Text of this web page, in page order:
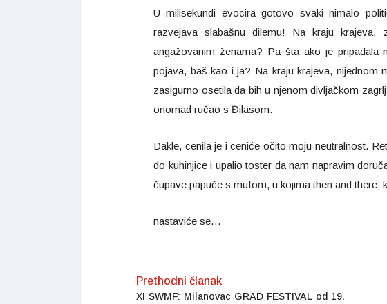
U milisekundi evocira gotovo svaki nimalo
razvejava slabašnu dilemu! Na kraju
angažovanim ženama? Pa šta ako je pripadala
pojava, baš kao i ja? Na kraju krajeva, nijednom
zasigurno osetila da bih u njenom divljačkom
onomad ručao s Đilasom.
Dakle, cenila je i ceniće očito moju neutralnost.
do kuhinjice i upalio toster da nam napravim
čupave papuče s mufom, u kojima then and there,
nastaviće se…
Prethodni članak
XI SWMF: Milanovac GRAD FESTIVAL od 19.